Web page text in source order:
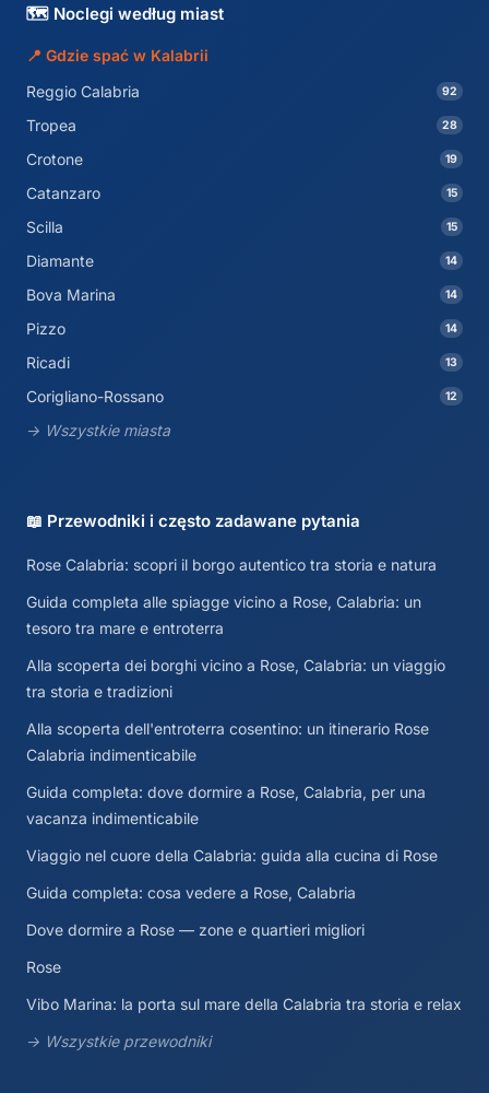
🗺️ Noclegi według miast
📍 Gdzie spać w Kalabrii
Reggio Calabria
92
Tropea 28
Crotone 19
Catanzaro 15
Scilla 15
Diamante 14
Bova Marina 14
Pizzo 14
Ricadi 13
Corigliano-Rossano 12
→ Wszystkie miasta
📖 Przewodniki i często zadawane pytania
Rose Calabria: scopri il borgo autentico tra storia e natura
Guida completa alle spiagge vicino a Rose, Calabria: un
tesoro tra mare e entroterra
Alla scoperta dei borghi vicino a Rose, Calabria: un viaggio
tra storia e tradizioni
Alla scoperta dell'entroterra cosentino: un itinerario Rose
Calabria indimenticabile
Guida completa: dove dormire a Rose, Calabria, per una
vacanza indimenticabile
Viaggio nel cuore della Calabria: guida alla cucina di Rose
Guida completa: cosa vedere a Rose, Calabria
Dove dormire a Rose — zone e quartieri migliori
Rose
Vibo Marina: la porta sul mare della Calabria tra storia e relax
→ Wszystkie przewodniki